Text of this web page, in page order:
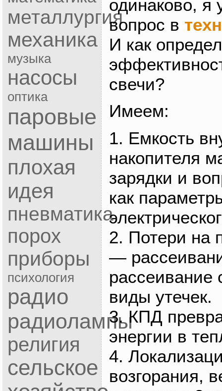
металлургия
механика
музыка
насосы
оптика
паровые
машины
плохая
идея
пневматика
порох
приборы
психология
радио
радиолампы
религия
сельское
одинаково, я
вопрос в
И как
свечи?
Имеем:
1. Емкость
накопителя
зарядки и
как
2. Потери на
—
рассеивание
виды утечек.
3. КПД
энергии в
4.
возгорания,